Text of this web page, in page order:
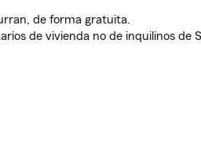
de forma gratuita.
de vivienda no de inquilinos de